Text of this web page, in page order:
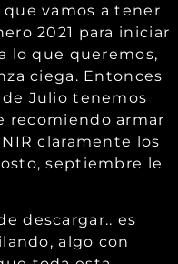
vamos a tener
2021 para iniciar
lo que queremos,
ciega. Entonces
Julio tenemos
recomiendo armar
claramente los
septiembre le
descargar.. es
algo con